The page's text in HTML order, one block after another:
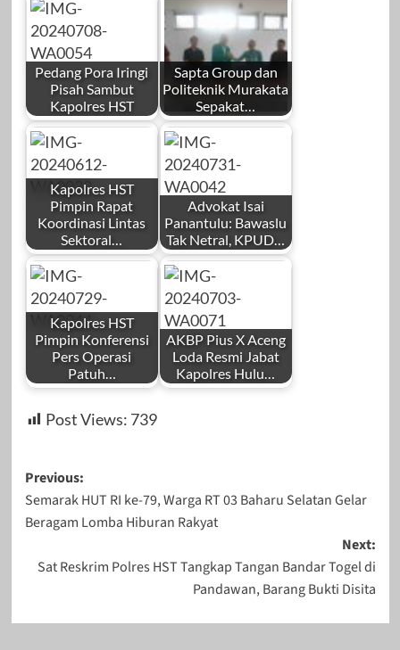
Pedang Pora Iringi
Pisah Sambut
Kapolres HST
Sapta Group dan
Politeknik Murakata
Sepakat…
Kapolres HST
Pimpin Rapat
Koordinasi Lintas
Sektoral…
Advokat Isai
Panantulu: Bawaslu
Tak Netral, KPUD…
Kapolres HST
Pimpin Konferensi
Pers Operasi
Patuh…
AKBP Pius X Aceng
Loda Resmi Jabat
Kapolres Hulu…
Post Views: 739
Post
navigation
Previous:
Semarak HUT RI ke-79, Warga RT 03 Baharu Selatan Gelar
Beragam Lomba Hiburan Rakyat
Next:
Sat Reskrim Polres HST Tangkap Tangan Bandar Togel di
Pandawan, Barang Bukti Disita